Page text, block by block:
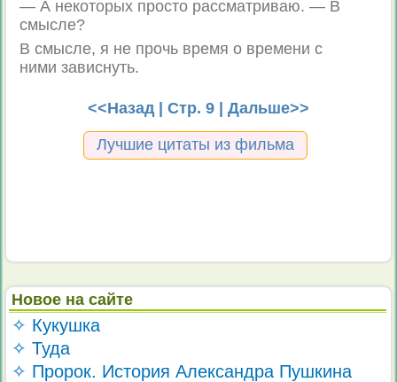
— А некоторых просто рассматриваю. — В
смысле?
В смысле, я не прочь время о времени с
ними зависнуть.
<<Назад | Стр. 9 | Дальше>>
Лучшие цитаты из фильма
Новое на сайте
✧ Кукушка
✧ Туда
✧ Пророк. История Александра Пушкина